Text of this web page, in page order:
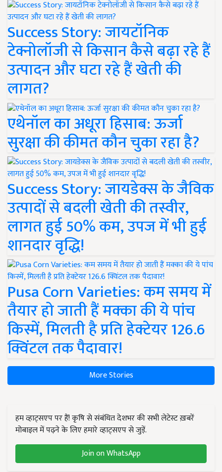
Success Story: जायटॉनिक
टेक्नोलॉजी से किसान कैसे बढ़ा रहे हैं
उत्पादन और घटा रहे हैं खेती की
लागत?
एथेनॉल का अधूरा हिसाब: ऊर्जा
सुरक्षा की कीमत कौन चुका रहा है?
Success Story: जायडेक्स के जैविक
उत्पादों से बदली खेती की तस्वीर,
लागत हुई 50% कम, उपज में भी हुई
शानदार वृद्धि!
Pusa Corn Varieties: कम समय में
तैयार हो जाती हैं मक्का की ये पांच
किस्में, मिलती है प्रति हेक्टेयर 126.6
क्विंटल तक पैदावार!
More Stories
हम व्हाट्सएप पर हैं! कृषि से संबंधित देशभर की सभी लेटेस्ट ख़बरें
मोबाइल में पढ़ने के लिए हमारे व्हाट्सएप से जुड़ें.
Join on WhatsApp